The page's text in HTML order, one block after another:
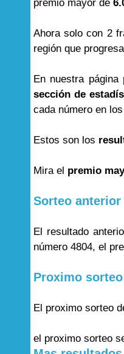
premio mayor de
Ahora solo con 2
región que
En nuestra
sección de
cada número en
Estos son los
Mira el premio
Sorteo anterior
El resultado
número 4804, el
Proximo sorteo
El proximo sorteo
el proximo sorteo